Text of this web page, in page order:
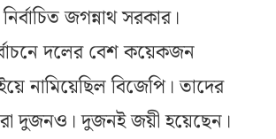
জগন্নাথ সরকার।
দলের বেশ কয়েকজন
নামিয়েছিল বিজেপি। তাদের
দুজনও। দুজনই জয়ী হয়েছেন।